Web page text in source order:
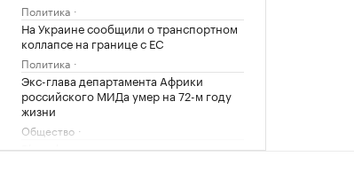
Политика
На Украине сообщили о транспортном
коллапсе на границе с ЕС
Политика
Экс-глава департамента Африки
российского МИДа умер на 72-м году
жизни
Общество
Bloomberg узнал о росте импорта